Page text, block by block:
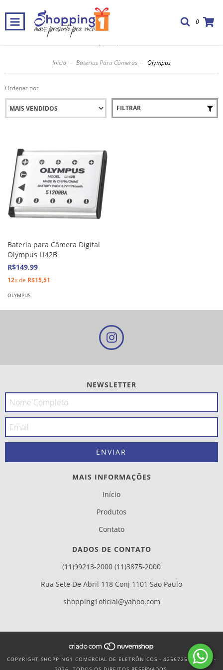
0
Início - Baterias Para Câmeras - Olympus
Ordenar por
FILTRAR
Bateria para Câmera Digital
Olympus Li42B
R$149,99
12x de R$15,51
OLYMPUS
NEWSLETTER
MAIS INFORMAÇÕES
Início
Produtos
Contato
DADOS DE CONTATO
(11)99213-2000 (11)3875-2000
Rua Sete De Abril 118 Conj 1101 Sao Paulo
shopping1oficial@yahoo.com
COPYRIGHT SHOPPING1 COMERCIAL DE ELETRÔNICOS - 42567257000170 -